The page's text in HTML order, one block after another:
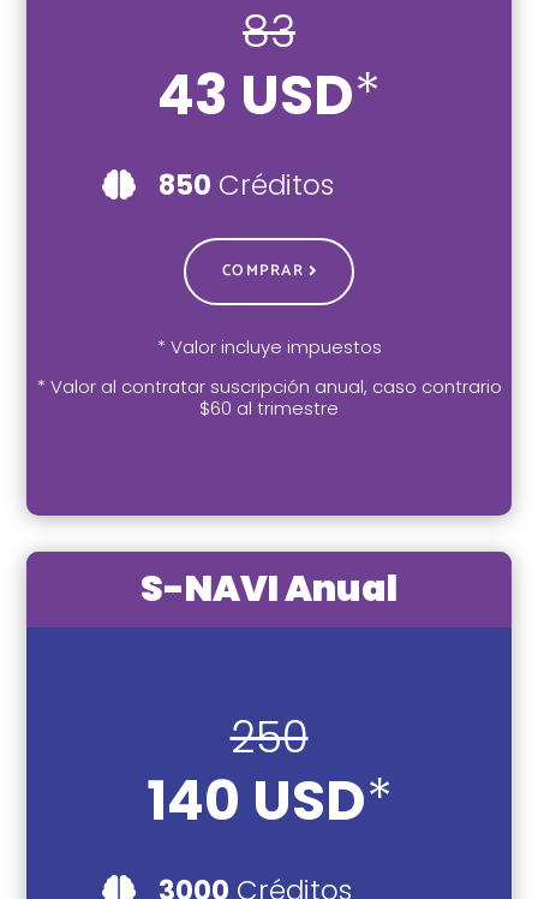
83
43 USD*
 850 Créditos
COMPRAR
* Valor incluye impuestos
* Valor al contratar suscripción anual, caso contrario
$60 al trimestre
S-NAVI Anual
250
140 USD*
 3000 Créditos